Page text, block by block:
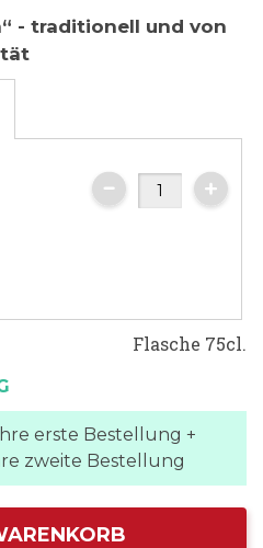
- traditionell und von
Flasche 75cl.
erste Bestellung +
zweite Bestellung